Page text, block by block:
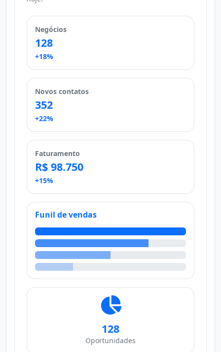
Negócios
128
+18%
Novos contatos
352
+22%
Faturamento
R$ 98.750
+15%
Funil de vendas
128
Oportunidades